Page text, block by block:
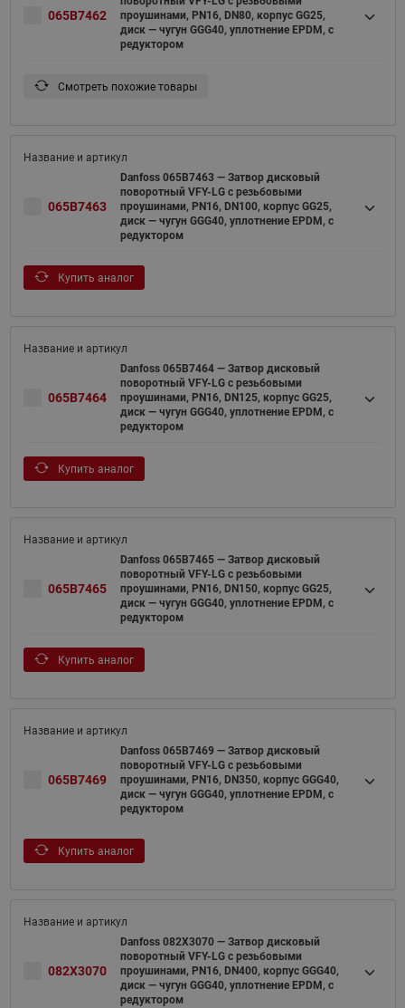
065B7462
проушинами, PN16, DN80, корпус GG25,
диск — чугун GGG40, уплотнение EPDM, с
редуктором
Смотреть похожие товары
065B7463
Danfoss 065B7463 — Затвор дисковый
поворотный VFY-LG с резьбовыми
проушинами, PN16, DN100, корпус GG25,
диск — чугун GGG40, уплотнение EPDM, с
редуктором
Купить аналог
065B7464
Danfoss 065B7464 — Затвор дисковый
поворотный VFY-LG с резьбовыми
проушинами, PN16, DN125, корпус GG25,
диск — чугун GGG40, уплотнение EPDM, с
редуктором
Купить аналог
065B7465
Danfoss 065B7465 — Затвор дисковый
поворотный VFY-LG с резьбовыми
проушинами, PN16, DN150, корпус GG25,
диск — чугун GGG40, уплотнение EPDM, с
редуктором
Купить аналог
065B7469
Danfoss 065B7469 — Затвор дисковый
поворотный VFY-LG с резьбовыми
проушинами, PN16, DN350, корпус GGG40,
диск — чугун GGG40, уплотнение EPDM, с
редуктором
Купить аналог
082X3070
Danfoss 082X3070 — Затвор дисковый
поворотный VFY-LG с резьбовыми
проушинами, PN16, DN400, корпус GGG40,
диск — чугун GGG40, уплотнение EPDM, с
редуктором